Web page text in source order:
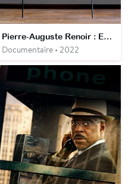
Pierre-Auguste Renoir : Entre rococo et impressionnisme
Documentaire • 2022